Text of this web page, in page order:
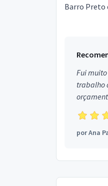
Barro Preto
Fui
trabalho
porAna